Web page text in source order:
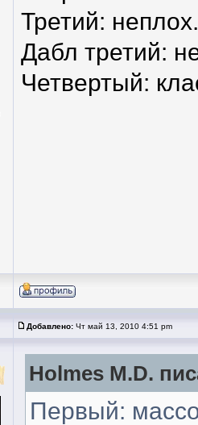
Третий:
Дабл третий:
Четвертый:
Добавлено: Чт май 13, 2010 4:51 pm
Holmes M.D.
Первый: